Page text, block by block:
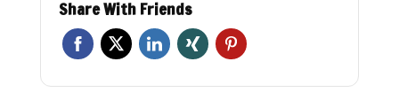
Share With Friends